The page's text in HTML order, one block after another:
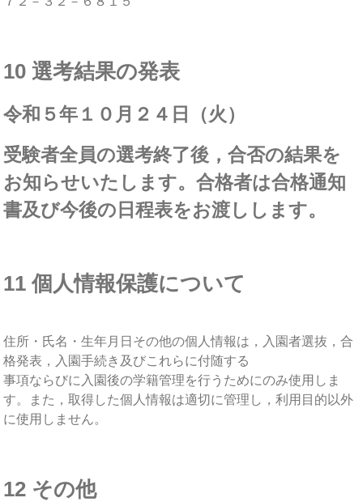
10 選考結果の発表
令和５年１０月２４日（火）
受験者全員の選考終了後，合否の結果を
お知らせいたします。合格者は合格通知
書及び今後の日程表をお渡しします。
11 個人情報保護について
住所・氏名・生年月日その他の個人情報は，入園者選抜，合
格発表，入園手続き及びこれらに付随する
事項ならびに入園後の学籍管理を行うためにのみ使用しま
す。また，取得した個人情報は適切に管理し，利用目的以外
に使用しません。
12 その他